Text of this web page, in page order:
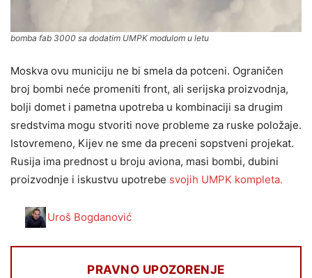
bomba fab 3000 sa dodatim UMPK modulom u letu
Moskva ovu municiju ne bi smela da potceni. Ograničen
broj bombi neće promeniti front, ali serijska proizvodnja,
bolji domet i pametna upotreba u kombinaciji sa drugim
sredstvima mogu stvoriti nove probleme za ruske položaje.
Istovremeno, Kijev ne sme da preceni sopstveni projekat.
Rusija ima prednost u broju aviona, masi bombi, dubini
proizvodnje i iskustvu upotrebe svojih UMPK kompleta.
Uroš Bogdanović
PRAVNO UPOZORENJE